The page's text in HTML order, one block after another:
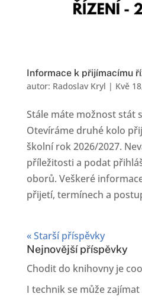
Informace k přijímacímu
autor: Radoslav Kryl | Kvě
Stále máte možnost stát
Otevíráme druhé kolo
školní rok 2026/2027.
příležitosti a podat
oborů. Veškeré
přijetí, termínech a
« Starší příspěvky
Nejnovější příspěvky
Chodit do knihovny je
I technik se může